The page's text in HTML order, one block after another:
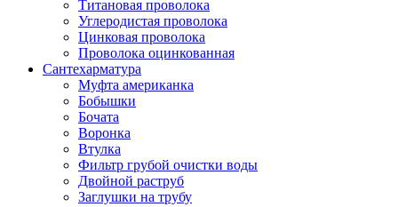
Титановая проволока
Углеродистая проволока
Цинковая проволока
Проволока оцинкованная
Сантехарматура
Муфта американка
Бобышки
Бочата
Воронка
Втулка
Фильтр грубой очистки воды
Двойной раструб
Заглушки на трубу